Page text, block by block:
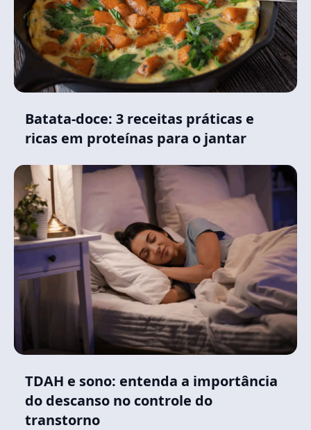
Batata-doce: 3 receitas práticas e
ricas em proteínas para o jantar
TDAH e sono: entenda a importância
do descanso no controle do
transtorno